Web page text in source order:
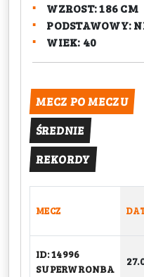
WZROST: 186 CM
PODSTAWOWY:
WIEK: 40
MECZ PO MECZU
ŚREDNIE
REKORDY
MECZ
ID: 14996
SUPERWRONBA